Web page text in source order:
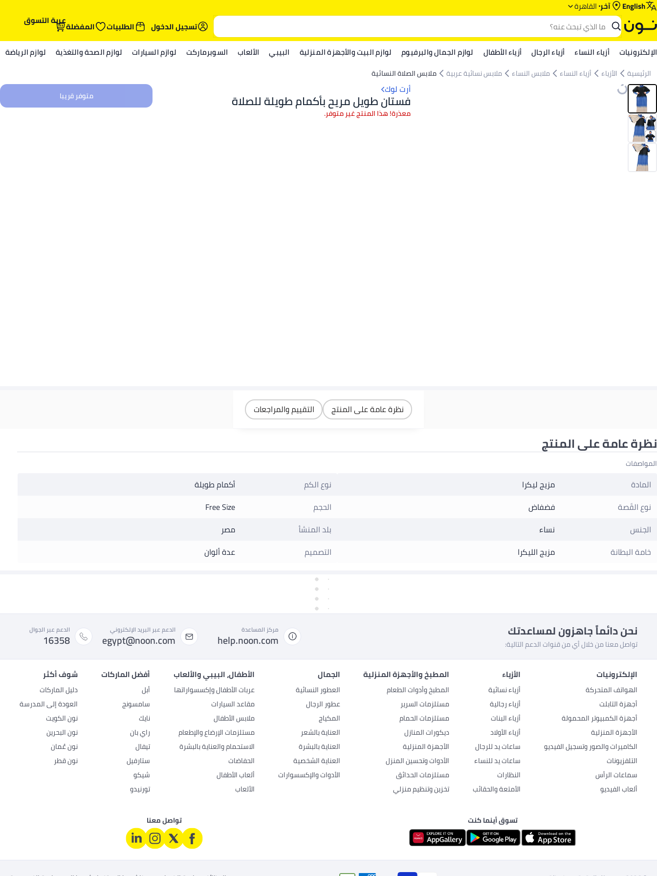
English آخر القاهرة
تسجيل الدخول
الطلبيات المفضلةعربة التسوق
الإلكترونيات أزياء النساء أزياء الرجال أزياء الأطفال لوازم الجمال والبرفيوم لوازم البيت والأجهزة المنزلية البيبي الألعاب السوبرماركت لوازم السيارات لوازم الصحة والتغذية لوازم الرياضة
الرئيسية الأزياء أزياء النساء ملابس النساء ملابس نسائية عربية ملابس الصلاة النسائية
أرت لوك
فستان طويل مريح بأكمام طويلة للصلاة
معذرة! هذا المنتج غير متوفر.
متوفر قريبا
نظرة عامة على المنتج التقييم والمراجعات
نظرة عامة على المنتج
المواصفات
المادة
مزيج ليكرا
نوع القَصة
فضفاض
الجنس
نساء
خامة البطانة
مزيج الليكرا
نوع الكم
أكمام طويلة
الحجم
Free Size
بلد المنشأ
مصر
التصميم
عدة ألوان
نحن دائماً جاهزون لمساعدتك
تواصل معنا من خلال أي من قنوات الدعم التالية:
مركز المساعدة
help.noon.com
الدعم عبر البريد الإلكتروني
egypt@noon.com
الدعم عبر الجوال
16358
الإلكترونيات
الهواتف المتحركة
أجهزة التابلت
أجهزة الكمبيوتر المحمولة
الأجهزة المنزلية
الكاميرات والصور وتسجيل الفيديو
التلفزيونات
سماعات الرأس
ألعاب الفيديو
الأزياء
أزياء نسائية
أزياء رجالية
أزياء البنات
أزياء الأولاد
ساعات يد للرجال
ساعات يد للنساء
النظارات
الأمتعة والحقائب
المطبخ والأجهزة المنزلية
المطبخ وأدوات الطعام
مستلزمات السرير
مستلزمات الحمام
ديكورات المنازل
الأجهزة المنزلية
الأدوات وتحسين المنزل
مستلزمات الحدائق
تخزين وتنظيم منزلي
الجمال
العطور النسائية
عطور الرجال
المكياج
العناية بالشعر
العناية بالبشرة
العناية الشخصية
الأدوات والإكسسوارات
الأطفال، البيبي والألعاب
عربات الأطفال وإكسسواراتها
مقاعد السيارات
ملابس الأطفال
مستلزمات الإرضاع والإطعام
الاستحمام والعناية بالبشرة
الحفاضات
ألعاب الأطفال
الألعاب
أفضل الماركات
أبل
سامسونج
نايك
راي بان
تيفال
ستارفيل
شيكو
تورنيدو
شوف أكثر
دليل الماركات
العودة إلى المدرسة
نون الكويت
نون البحرين
نون عُمان
نون قطر
تسوق أينما كنت تواصل معنا